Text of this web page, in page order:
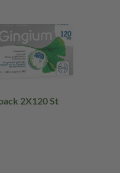
2X120 St